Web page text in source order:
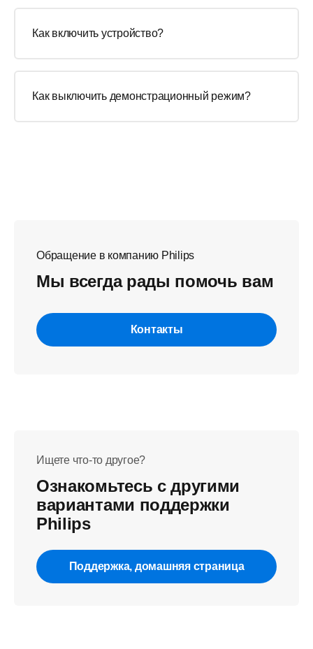
Как включить устройство?
Как выключить демонстрационный режим?
Обращение в компанию Philips
Мы всегда рады помочь вам
Контакты
Ищете что-то другое?
Ознакомьтесь с другими
вариантами поддержки
Philips
Поддержка, домашняя страница